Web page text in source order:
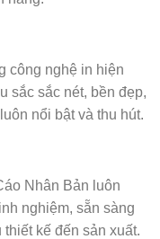
công nghệ in hiện
sắc sắc nét, bền đẹp,
nổi bật và thu hút.
Nhân Bản luôn
nghiệm, sẵn sàng
kế đến sản xuất.